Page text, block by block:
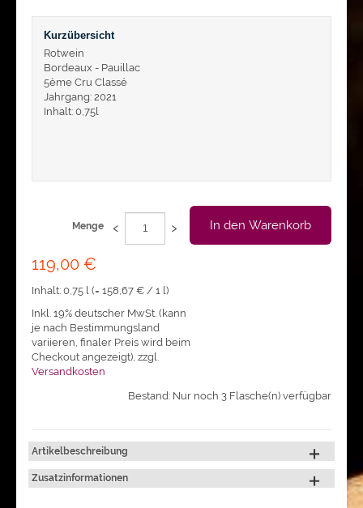
Kurzübersicht
Rotwein
Bordeaux - Pauillac
5ème Cru Classé
Jahrgang: 2021
Inhalt: 0,75l
Menge ›
‹ In den Warenkorb
119,00 €
Inhalt: 0,75 l (= 158,67 €/ 1 l)
Inkl. 19% deutscher MwSt. (kann
je nach Bestimmungsland
variieren, finaler Preis wird beim
Checkout angezeigt), zzgl.
Versandkosten
Bestand: Nur noch 3 Flasche(n) verfügbar
Artikelbeschreibung
Zusatzinformationen